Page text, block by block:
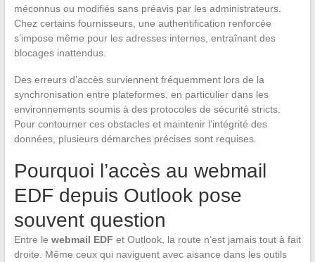
méconnus ou modifiés sans préavis par les administrateurs.
Chez certains fournisseurs, une authentification renforcée
s’impose même pour les adresses internes, entraînant des
blocages inattendus.
Des erreurs d’accès surviennent fréquemment lors de la
synchronisation entre plateformes, en particulier dans les
environnements soumis à des protocoles de sécurité stricts.
Pour contourner ces obstacles et maintenir l’intégrité des
données, plusieurs démarches précises sont requises.
Pourquoi l’accès au webmail
EDF depuis Outlook pose
souvent question
Entre le webmail EDF et Outlook, la route n’est jamais tout à fait
droite. Même ceux qui naviguent avec aisance dans les outils